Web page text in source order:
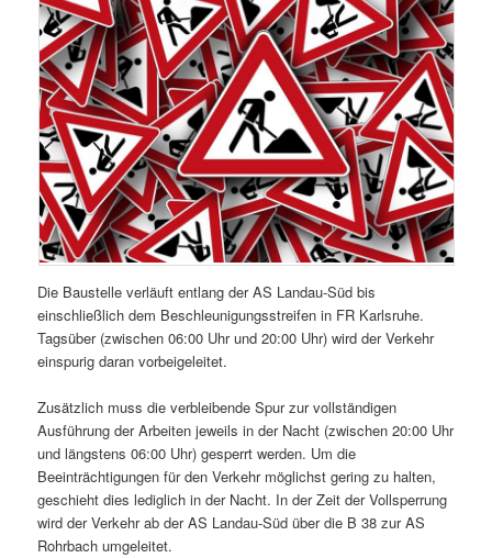
Die Baustelle verläuft entlang der AS Landau-Süd bis
einschließlich dem Beschleunigungsstreifen in FR Karlsruhe.
Tagsüber (zwischen 06:00 Uhr und 20:00 Uhr) wird der Verkehr
einspurig daran vorbeigeleitet.
Zusätzlich muss die verbleibende Spur zur vollständigen
Ausführung der Arbeiten jeweils in der Nacht (zwischen 20:00 Uhr
und längstens 06:00 Uhr) gesperrt werden. Um die
Beeinträchtigungen für den Verkehr möglichst gering zu halten,
geschieht dies lediglich in der Nacht. In der Zeit der Vollsperrung
wird der Verkehr ab der AS Landau-Süd über die B 38 zur AS
Rohrbach umgeleitet.